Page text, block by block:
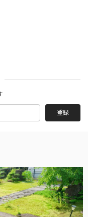
登録
ました！こちらの希
やかさに、感激致し
識も知ることが出
ました！
ございました。 おも
足しています。 苔
思います。 ありが
います。